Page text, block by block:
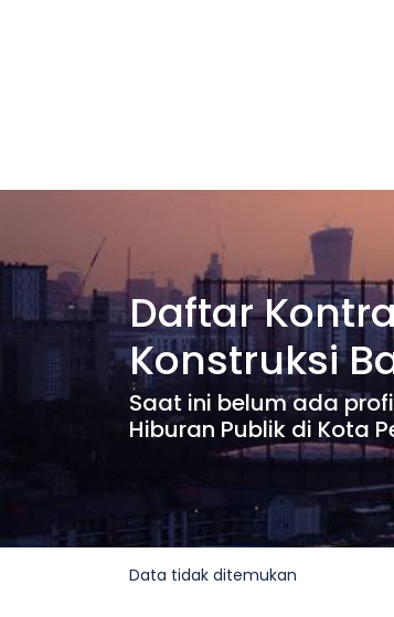
Daftar
Konstruksi
Saat ini belum ada
Hiburan Publik di Kota
Data tidak ditemukan